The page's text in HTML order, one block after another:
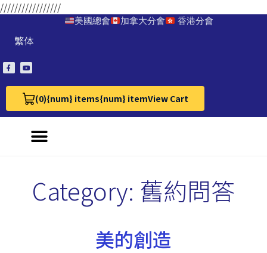
/////////////////
美國總會 加拿大分會 香港分會
繁体
(0)
View Cart 0{num} items{num} itemView Cart
Category: 舊約問答
美的創造